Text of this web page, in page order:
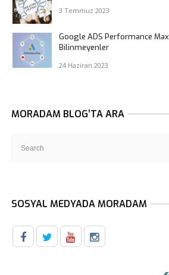
3 Temmuz 2023
Google ADS Performance Max
Bilinmeyenler
24 Haziran 2023
MORADAM BLOG’TA ARA
SOSYAL MEDYADA MORADAM